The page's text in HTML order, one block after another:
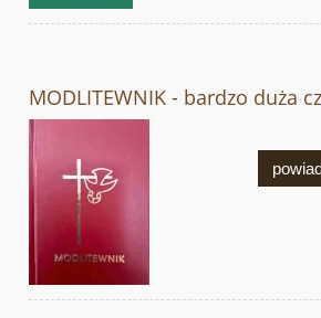
MODLITEWNIK - bardzo duża